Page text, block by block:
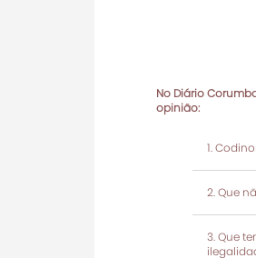
No Diário
opinião:
Que
Que